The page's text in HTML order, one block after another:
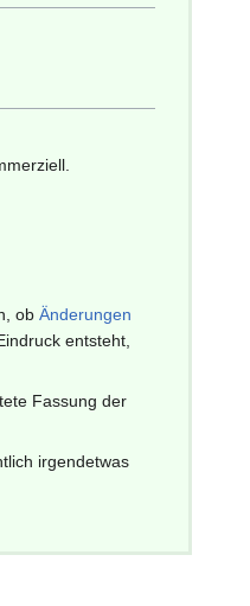
obÄnderungen
entsteht,
Fassung der
irgendetwas